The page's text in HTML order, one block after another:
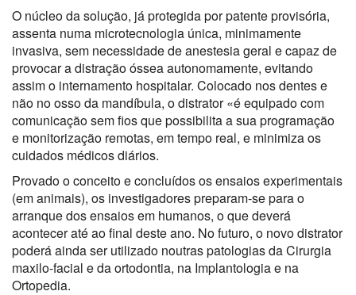
O núcleo da solução, já protegida por patente provisória,
assenta numa microtecnologia única, minimamente
invasiva, sem necessidade de anestesia geral e capaz de
provocar a distração óssea autonomamente, evitando
assim o internamento hospitalar. Colocado nos dentes e
não no osso da mandíbula, o distrator «é equipado com
comunicação sem fios que possibilita a sua programação
e monitorização remotas, em tempo real, e minimiza os
cuidados médicos diários.
Provado o conceito e concluídos os ensaios experimentais
(em animais), os investigadores preparam-se para o
arranque dos ensaios em humanos, o que deverá
acontecer até ao final deste ano. No futuro, o novo distrator
poderá ainda ser utilizado noutras patologias da Cirurgia
maxilo-facial e da ortodontia, na Implantologia e na
Ortopedia.